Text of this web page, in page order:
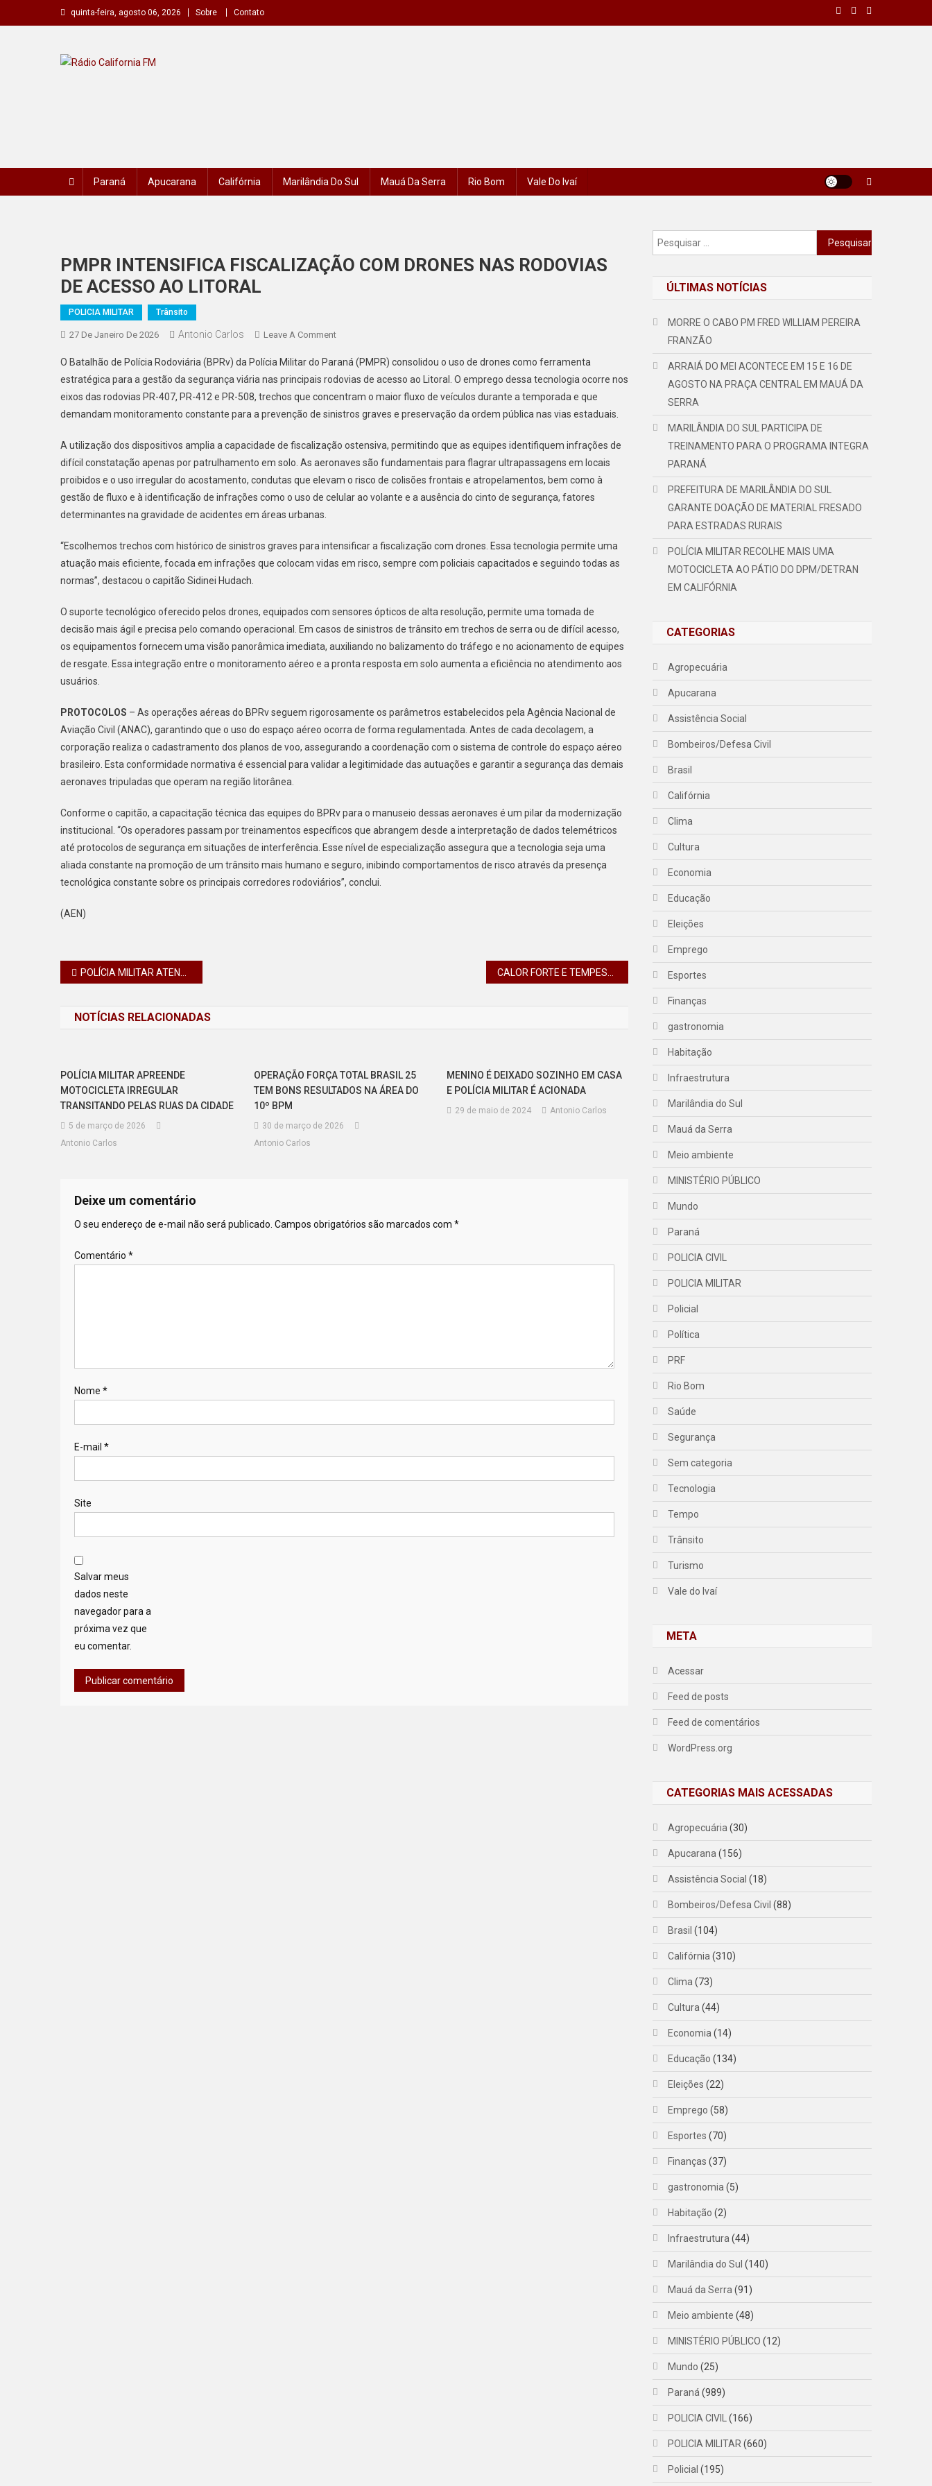
to
quinta-feira, agosto 06, 2026 Sobre Contato
Paraná Apucarana Califórnia Marilândia Do Sul Mauá Da Serra Rio Bom Vale Do Ivaí
PMPR INTENSIFICA FISCALIZAÇÃO COM DRONES NAS RODOVIAS
DE ACESSO AO LITORAL
POLICIA MILITAR Trânsito
27 De Janeiro De 2026 Antonio Carlos Leave A CommentOn
INTENSIFICA
FISCALIZAÇÃO
COM
DRONES
RODOVIAS
DE
ACESSO
AO
O Batalhão de Polícia Rodoviária (BPRv) da Polícia Militar do Paraná (PMPR) consolidou o uso de drones como ferramenta
estratégica para a gestão da segurança viária nas principais rodovias de acesso ao Litoral. O emprego dessa tecnologia ocorre nos
eixos das rodovias PR-407, PR-412 e PR-508, trechos que concentram o maior fluxo de veículos durante a temporada e que
demandam monitoramento constante para a prevenção de sinistros graves e preservação da ordem pública nas vias estaduais.
A utilização dos dispositivos amplia a capacidade de fiscalização ostensiva, permitindo que as equipes identifiquem infrações de
difícil constatação apenas por patrulhamento em solo. As aeronaves são fundamentais para flagrar ultrapassagens em locais
proibidos e o uso irregular do acostamento, condutas que elevam o risco de colisões frontais e atropelamentos, bem como à
gestão de fluxo e à identificação de infrações como o uso de celular ao volante e a ausência do cinto de segurança, fatores
determinantes na gravidade de acidentes em áreas urbanas.
“Escolhemos trechos com histórico de sinistros graves para intensificar a fiscalização com drones. Essa tecnologia permite uma
atuação mais eficiente, focada em infrações que colocam vidas em risco, sempre com policiais capacitados e seguindo todas as
normas”, destacou o capitão Sidinei Hudach.
O suporte tecnológico oferecido pelos drones, equipados com sensores ópticos de alta resolução, permite uma tomada de
decisão mais ágil e precisa pelo comando operacional. Em casos de sinistros de trânsito em trechos de serra ou de difícil acesso,
os equipamentos fornecem uma visão panorâmica imediata, auxiliando no balizamento do tráfego e no acionamento de equipes
de resgate. Essa integração entre o monitoramento aéreo e a pronta resposta em solo aumenta a eficiência no atendimento aos
usuários.
PROTOCOLOS – As operações aéreas do BPRv seguem rigorosamente os parâmetros estabelecidos pela Agência Nacional de
Aviação Civil (ANAC), garantindo que o uso do espaço aéreo ocorra de forma regulamentada. Antes de cada decolagem, a
corporação realiza o cadastramento dos planos de voo, assegurando a coordenação com o sistema de controle do espaço aéreo
brasileiro. Esta conformidade normativa é essencial para validar a legitimidade das autuações e garantir a segurança das demais
aeronaves tripuladas que operam na região litorânea.
Conforme o capitão, a capacitação técnica das equipes do BPRv para o manuseio dessas aeronaves é um pilar da modernização
institucional. “Os operadores passam por treinamentos específicos que abrangem desde a interpretação de dados telemétricos
até protocolos de segurança em situações de interferência. Esse nível de especialização assegura que a tecnologia seja uma
aliada constante na promoção de um trânsito mais humano e seguro, inibindo comportamentos de risco através da presença
tecnológica constante sobre os principais corredores rodoviários”, conclui.
(AEN)
Navegação
Post
POLÍCIA MILITAR ATENDE CASO DE VIOLÊNCIA DOMÉSTICA EM JANDAIA DO SUL
NOTÍCIAS RELACIONADAS
POLÍCIA MILITAR APREENDE
MOTOCICLETA IRREGULAR
TRANSITANDO PELAS RUAS DA CIDADE
5 de março de 2026
Antonio Carlos
OPERAÇÃO FORÇA TOTAL BRASIL 25
TEM BONS RESULTADOS NA ÁREA DO
10º BPM
30 de março de 2026
Antonio Carlos
MENINO É DEIXADO SOZINHO EM CASA
E POLÍCIA MILITAR É ACIONADA
29 de maio de 2024 Antonio Carlos
Deixe um comentário
O seu endereço de e-mail não será publicado. Campos obrigatórios são marcados com *
Comentário *
Nome *
E-mail *
Site
Salvar meus
dados neste
navegador para a
próxima vez que
eu comentar.
Pesquisar
por:
ÚLTIMAS NOTÍCIAS
MORRE O CABO PM FRED WILLIAM PEREIRA
FRANZÃO
ARRAIÁ DO MEI ACONTECE EM 15 E 16 DE
AGOSTO NA PRAÇA CENTRAL EM MAUÁ DA
SERRA
MARILÂNDIA DO SUL PARTICIPA DE
TREINAMENTO PARA O PROGRAMA INTEGRA
PARANÁ
PREFEITURA DE MARILÂNDIA DO SUL
GARANTE DOAÇÃO DE MATERIAL FRESADO
PARA ESTRADAS RURAIS
POLÍCIA MILITAR RECOLHE MAIS UMA
MOTOCICLETA AO PÁTIO DO DPM/DETRAN
EM CALIFÓRNIA
CATEGORIAS
Agropecuária
Apucarana
Assistência Social
Bombeiros/Defesa Civil
Brasil
Califórnia
Clima
Cultura
Economia
Educação
Eleições
Emprego
Esportes
Finanças
gastronomia
Habitação
Infraestrutura
Marilândia do Sul
Mauá da Serra
Meio ambiente
MINISTÉRIO PÚBLICO
Mundo
Paraná
POLICIA CIVIL
POLICIA MILITAR
Policial
Política
PRF
Rio Bom
Saúde
Segurança
Sem categoria
Tecnologia
Tempo
Trânsito
Turismo
Vale do Ivaí
META
Acessar
Feed de posts
Feed de comentários
WordPress.org
CATEGORIAS MAIS ACESSADAS
Agropecuária (30)
Apucarana (156)
Assistência Social (18)
Bombeiros/Defesa Civil (88)
Brasil (104)
Califórnia (310)
Clima (73)
Cultura (44)
Economia (14)
Educação (134)
Eleições (22)
Emprego (58)
Esportes (70)
Finanças (37)
gastronomia (5)
Habitação (2)
Infraestrutura (44)
Marilândia do Sul (140)
Mauá da Serra (91)
Meio ambiente (48)
MINISTÉRIO PÚBLICO (12)
Mundo (25)
Paraná (989)
POLICIA CIVIL (166)
POLICIA MILITAR (660)
Policial (195)